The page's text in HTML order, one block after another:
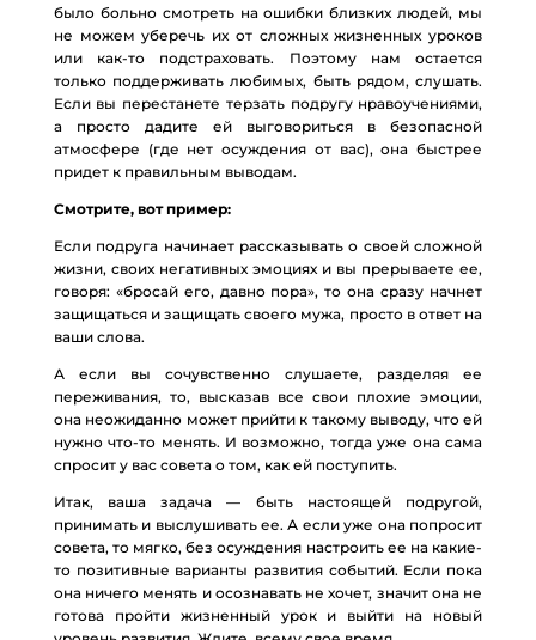
было больно смотреть на ошибки близких людей, мы
не можем уберечь их от сложных жизненных уроков
или как-то подстраховать. Поэтому нам остается
только поддерживать любимых, быть рядом, слушать.
Если вы перестанете терзать подругу нравоучениями,
а просто дадите ей выговориться в безопасной
атмосфере (где нет осуждения от вас), она быстрее
придет к правильным выводам.
Смотрите, вот пример:
Если подруга начинает рассказывать о своей сложной
жизни, своих негативных эмоциях и вы прерываете ее,
говоря: «бросай его, давно пора», то она сразу начнет
защищаться и защищать своего мужа, просто в ответ на
ваши слова.
А если вы сочувственно слушаете, разделяя ее
переживания, то, высказав все свои плохие эмоции,
она неожиданно может прийти к такому выводу, что ей
нужно что-то менять. И возможно, тогда уже она сама
спросит у вас совета о том, как ей поступить.
Итак, ваша задача — быть настоящей подругой,
принимать и выслушивать ее. А если уже она попросит
совета, то мягко, без осуждения настроить ее на какие-
то позитивные варианты развития событий. Если пока
она ничего менять и осознавать не хочет, значит она не
готова пройти жизненный урок и выйти на новый